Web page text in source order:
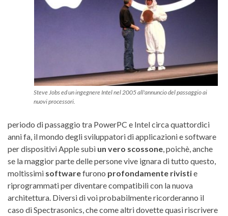
Steve Jobs ed un ingegnere Intel nel 2005 all'annuncio del passaggio ai
nuovi processori.
periodo di passaggio tra PowerPC e Intel circa quattordici
anni fa, il mondo degli sviluppatori di applicazioni e software
per dispositivi Apple subì un vero scossone, poichè, anche
se la maggior parte delle persone vive ignara di tutto questo,
moltissimi softwarefurono profondamente rivistie
riprogrammati per diventare compatibili con la nuova
architettura. Diversi di voi probabilmente ricorderanno il
caso di Spectrasonics, che come altri dovette quasi riscrivere